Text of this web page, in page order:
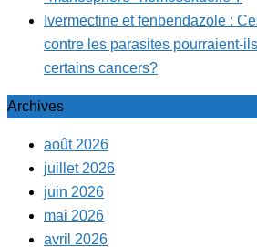
Ivermectine et fenbendazole :
contre les parasites pourraient-
certains cancers?
Archives
août 2026
juillet 2026
juin 2026
mai 2026
avril 2026